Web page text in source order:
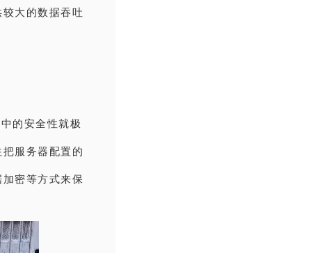
大的数据吞吐
的安全性就极
服务器配置的
密等方式来保